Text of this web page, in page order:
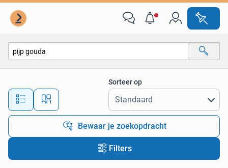
Alle afstanden…
Sorteer op
Bewaar je zoekopdracht
Filters